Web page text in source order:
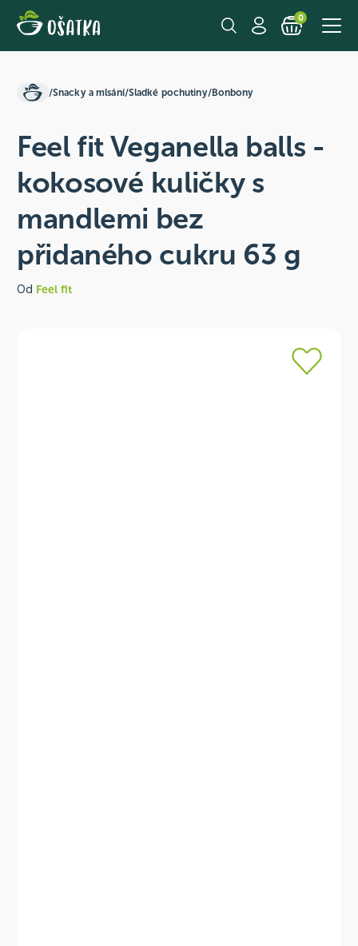
0
/Snacky a mlsání/Sladké pochutiny/Bonbony
Feel fit Veganella balls -
kokosové kuličky s
mandlemi bez
přidaného cukru 63 g
Od Feel fit